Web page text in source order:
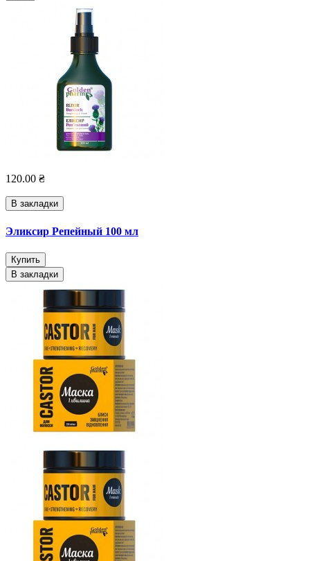
120.00 ₴
В закладки
Эликсир Репейный 100 мл
Купить
В закладки